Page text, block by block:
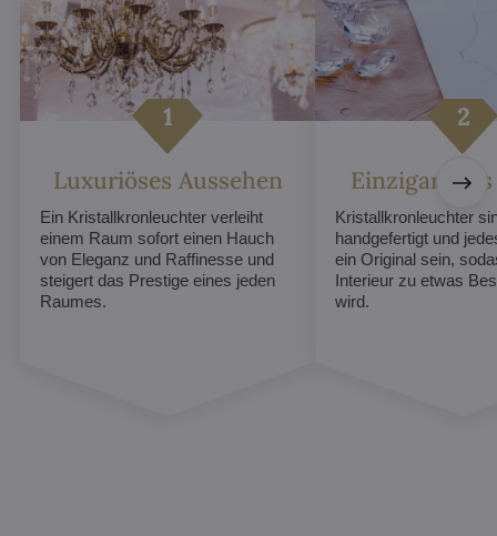
Luxuriöses Aussehen
Ein Kristallkronleuchter verleiht
einem Raum sofort einen Hauch
von Eleganz und Raffinesse und
steigert das Prestige eines jeden
Raumes.
Kristallkronleuchter
handgefertigt und
ein Original sein,
Interieur zu etwas
wird.